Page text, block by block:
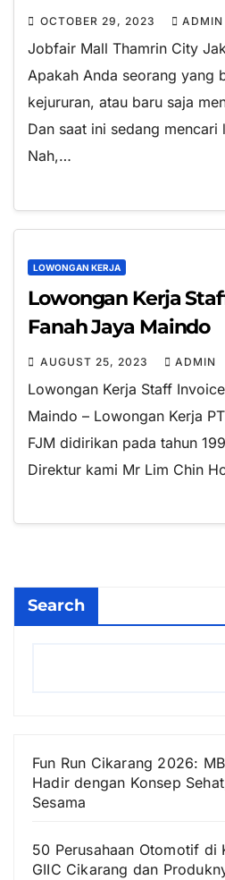
OCTOBER 29, 2023 ADMIN
Jobfair Mall Thamrin City
Apakah Anda seorang yang
kejururan, atau baru saja
Dan saat ini sedang
Nah,…
LOWONGAN KERJA
Lowongan Kerja
Fanah Jaya Maindo
AUGUST 25, 2023 ADMIN
Lowongan Kerja Staff
Maindo – Lowongan Kerja
FJM didirikan pada tahun
Direktur kami Mr Lim Chin
Search
Fun Run Cikarang 2026:
Hadir dengan Konsep
Sesama
50 Perusahaan Otomotif di
GIIC Cikarang dan